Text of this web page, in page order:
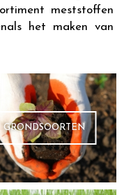
meststoffen
het maken van
GRONDSOORTEN